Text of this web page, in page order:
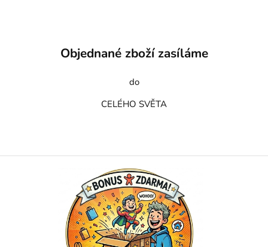
Objednané zboží zasíláme
do
CELÉHO SVĚTA